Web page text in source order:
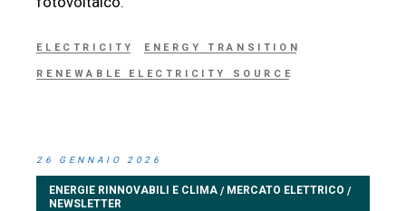
ELECTRICITY ENERGY TRANSITION
RENEWABLE ELECTRICITY SOURCE
26 GENNAIO 2026
ENERGIE RINNOVABILI E CLIMA / MERCATO ELETTRICO /
NEWSLETTER